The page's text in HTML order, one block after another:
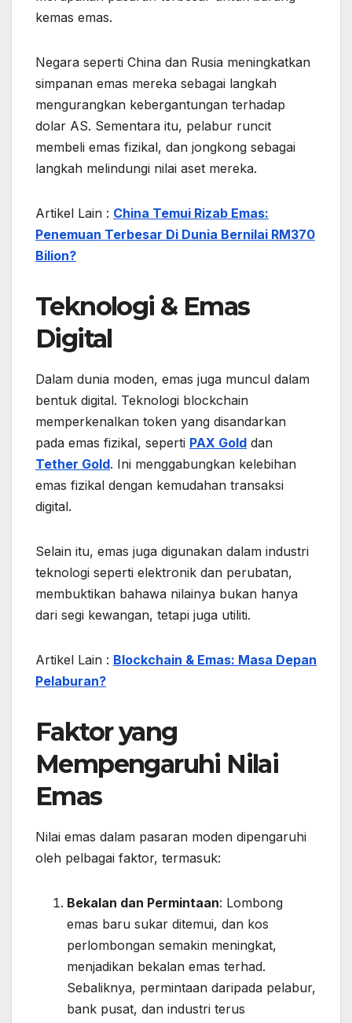
kemas emas.
Negara seperti China dan Rusia meningkatkan
simpanan emas mereka sebagai langkah
mengurangkan kebergantungan terhadap
dolar AS. Sementara itu, pelabur runcit
membeli emas fizikal, dan jongkong sebagai
langkah melindungi nilai aset mereka.
Artikel Lain : China Temui Rizab Emas:
Penemuan Terbesar Di Dunia Bernilai RM370
Bilion?
Teknologi & Emas
Digital
Dalam dunia moden, emas juga muncul dalam
bentuk digital. Teknologi blockchain
memperkenalkan token yang disandarkan
pada emas fizikal, seperti PAX Gold dan
Tether Gold. Ini menggabungkan kelebihan
emas fizikal dengan kemudahan transaksi
digital.
Selain itu, emas juga digunakan dalam industri
teknologi seperti elektronik dan perubatan,
membuktikan bahawa nilainya bukan hanya
dari segi kewangan, tetapi juga utiliti.
Artikel Lain : Blockchain & Emas: Masa Depan
Pelaburan?
Faktor yang
Mempengaruhi Nilai
Emas
Nilai emas dalam pasaran moden dipengaruhi
oleh pelbagai faktor, termasuk:
Bekalan dan Permintaan: Lombong
emas baru sukar ditemui, dan kos
perlombongan semakin meningkat,
menjadikan bekalan emas terhad.
Sebaliknya, permintaan daripada pelabur,
bank pusat, dan industri terus